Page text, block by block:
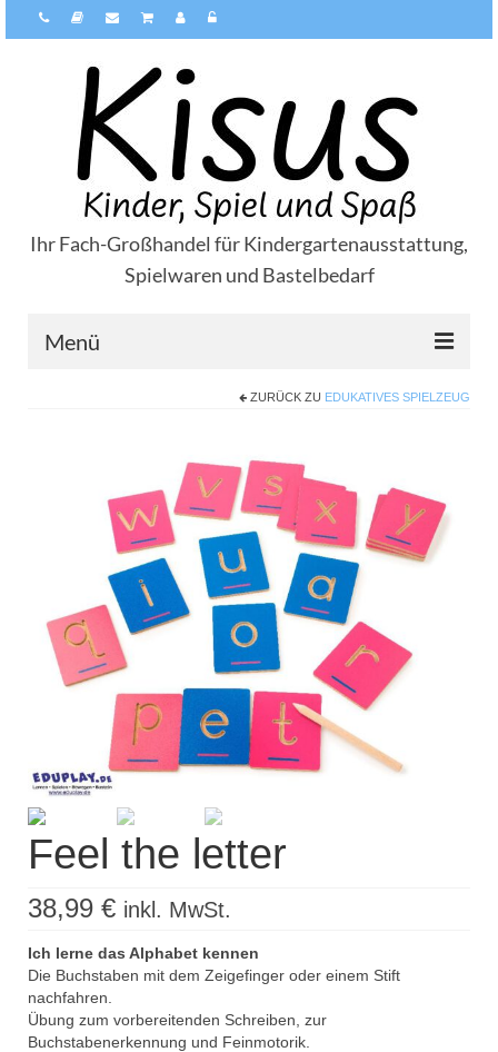
Ihr Fach-Großhandel für Kindergartenausstattung,
Spielwaren und Bastelbedarf
Menü
Versandarten
Kisus Katalog anfordern
Newsletter
Kontakt
Log In / Mein Konto
Products
search
ZURÜCK ZU EDUKATIVES SPIELZEUG
Feel the letter
38,99 € inkl. MwSt.
Ich lerne das Alphabet kennen
Die Buchstaben mit dem Zeigefinger oder einem Stift
nachfahren.
Übung zum vorbereitenden Schreiben, zur
Buchstabenerkennung und Feinmotorik.